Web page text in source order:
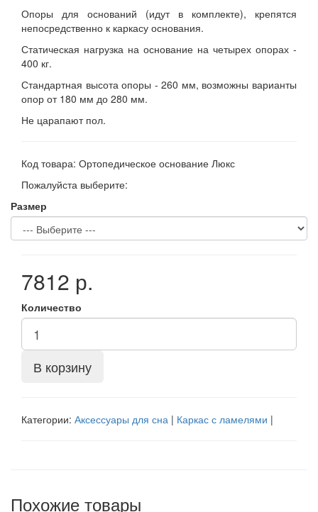
Опоры для оснований (идут в комплекте), крепятся
непосредственно к каркасу основания.
Статическая нагрузка на основание на четырех опорах -
400 кг.
Стандартная высота опоры - 260 мм, возможны варианты
опор от 180 мм до 280 мм.
Не царапают пол.
Код товара: Ортопедическое основание Люкс
Пожалуйста выберите:
Размер
7812 р.
Количество
В корзину
Категории: Аксессуары для сна | Каркас с ламелями |
Похожие товары